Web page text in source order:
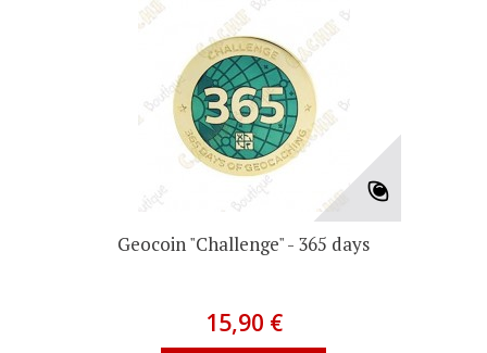
Geocoin "Challenge" - 365 days
15,90 €